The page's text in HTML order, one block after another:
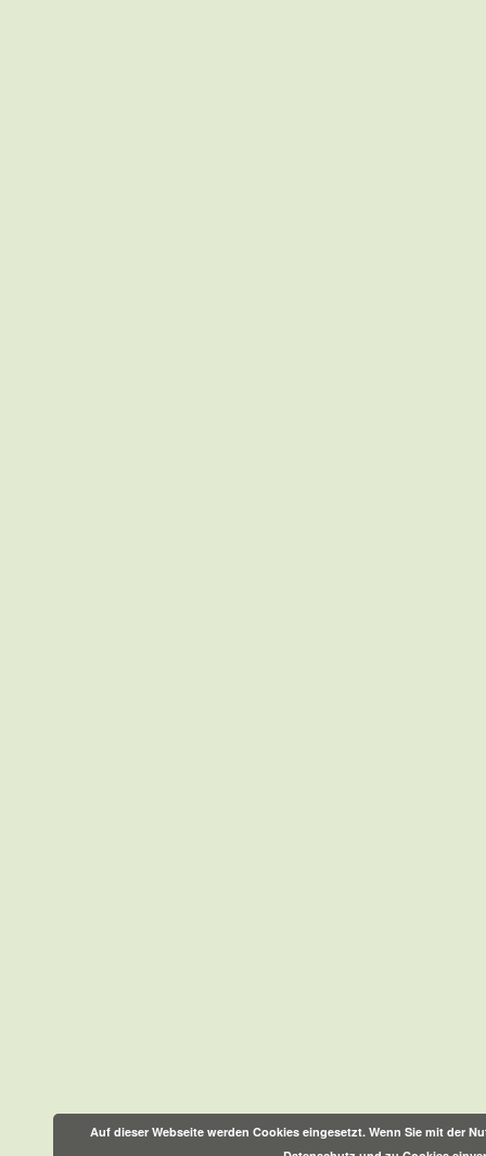
Auf dieser Webseite werden Cookies eingesetzt. Wenn Sie mit der